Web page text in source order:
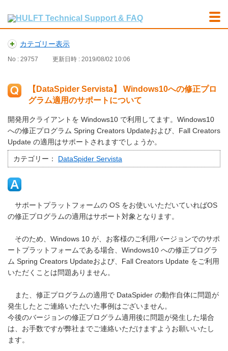
カテゴリー表示
No : 29757 更新日時 : 2019/08/02 10:06
【DataSpider Servista】 Windows10への修正プロ
グラム適用のサポートについて
開発用クライアントを Windows10 で利用してます。Windows10
への修正プログラム Spring Creators Updateおよび、Fall Creators
Update の適用はサポートされますでしょうか。
カテゴリー： DataSpider Servista
サポートプラットフォームの OS をお使いいただいていればOS
の修正プログラムの適用はサポート対象となります。
そのため、Windows 10 が、お客様のご利用バージョンでのサポ
ートプラットフォームである場合、Windows10 への修正プログラ
ム Spring Creators Updateおよび、Fall Creators Update をご利用
いただくことは問題ありません。
また、修正プログラムの適用で DataSpider の動作自体に問題が
発生したとご連絡いただいた事例はございません。
今後のバージョンの修正プログラム適用後に問題が発生した場合
は、お手数ですが弊社までご連絡いただけますようお願いいたし
ます。